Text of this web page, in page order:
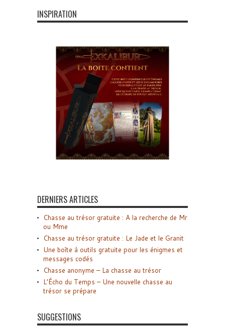
INSPIRATION
DERNIERS ARTICLES
Chasse au trésor gratuite : A la recherche de Mr
ou Mme
Chasse au trésor gratuite : Le Jade et le Granit
Une boîte à outils gratuite pour les énigmes et
messages codés
Chasse anonyme – La chasse au trésor
L’Écho du Temps – Une nouvelle chasse au
trésor se prépare
SUGGESTIONS